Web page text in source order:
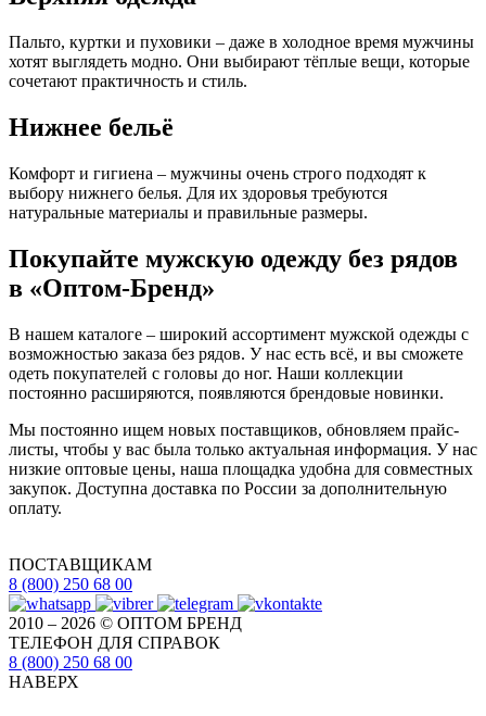
Пальто, куртки и пуховики – даже в холодное время мужчины
хотят выглядеть модно. Они выбирают тёплые вещи, которые
сочетают практичность и стиль.
Нижнее бельё
Комфорт и гигиена – мужчины очень строго подходят к
выбору нижнего белья. Для их здоровья требуются
натуральные материалы и правильные размеры.
Покупайте мужскую одежду без рядов
в «Оптом-Бренд»
В нашем каталоге – широкий ассортимент мужской одежды с
возможностью заказа без рядов. У нас есть всё, и вы сможете
одеть покупателей с головы до ног. Наши коллекции
постоянно расширяются, появляются брендовые новинки.
Мы постоянно ищем новых поставщиков, обновляем прайс-
листы, чтобы у вас была только актуальная информация. У нас
низкие оптовые цены, наша площадка удобна для совместных
закупок. Доступна доставка по России за дополнительную
оплату.
ПОСТАВЩИКАМ
8 (800) 250 68 00
2010 – 2026 © ОПТОМ БРЕНД
ТЕЛЕФОН ДЛЯ СПРАВОК
8 (800) 250 68 00
НАВЕРХ